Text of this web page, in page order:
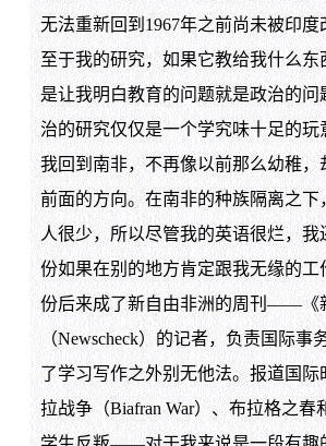
无法重新回到1967年之前尚未被印度
至于我的研究，如果它教给我什么东
是让我明白教育的问题就是政治的问
治的研究仅仅是一个学究味十足的玩
我回到南非，不再像以前那么幼稚，
前面的方向。在南非的种族隔离之下
人很少，所以尽管我的英语很烂，我
份如果在别的地方肯定跟我无缘的工
份后来成了新自由非洲的周刊——《
（Newscheck）的记者，负责国际事
了学习写作之外别无他法。报道国
拉战争（Biafran War）、布拉格之春